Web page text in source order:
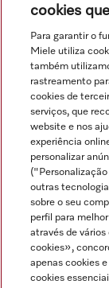
Ver tudo
Navegação
Serviço
cookies
Para garantir o
Miele utiliza
também
rastreamento
cookies de
serviços, que
website e nos
experiência
personalizar
outras
sobre o seu
perfil para
através de
cookies»,
apenas cookies
cookies